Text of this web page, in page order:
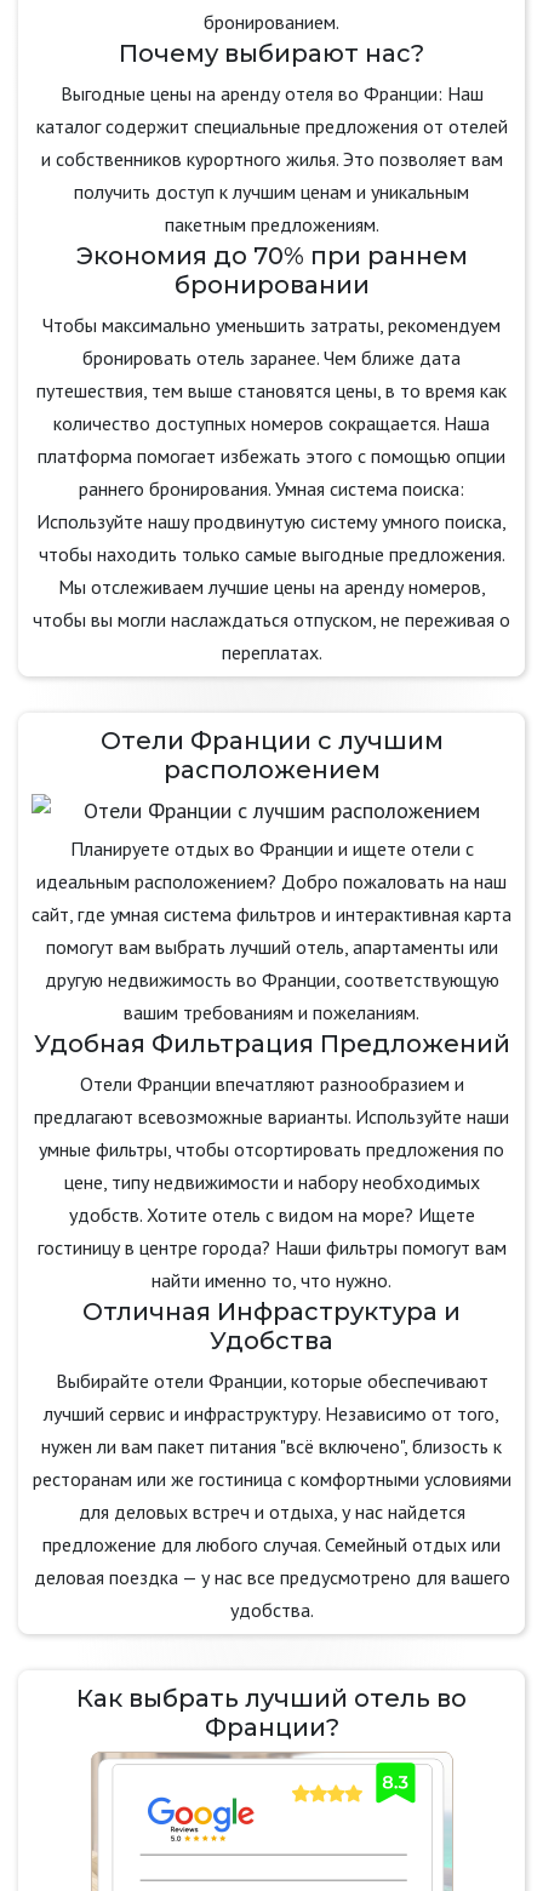
бронированием.
Почему выбирают нас?
Выгодные цены на аренду отеля во Франции: Наш
каталог содержит специальные предложения от отелей
и собственников курортного жилья. Это позволяет вам
получить доступ к лучшим ценам и уникальным
пакетным предложениям.
Экономия до 70% при раннем
бронировании
Чтобы максимально уменьшить затраты, рекомендуем
бронировать отель заранее. Чем ближе дата
путешествия, тем выше становятся цены, в то время как
количество доступных номеров сокращается. Наша
платформа помогает избежать этого с помощью опции
раннего бронирования. Умная система поиска:
Используйте нашу продвинутую систему умного поиска,
чтобы находить только самые выгодные предложения.
Мы отслеживаем лучшие цены на аренду номеров,
чтобы вы могли наслаждаться отпуском, не переживая о
переплатах.
Отели Франции с лучшим
расположением
Планируете отдых во Франции и ищете отели с
идеальным расположением? Добро пожаловать на наш
сайт, где умная система фильтров и интерактивная карта
помогут вам выбрать лучший отель, апартаменты или
другую недвижимость во Франции, соответствующую
вашим требованиям и пожеланиям.
Удобная Фильтрация Предложений
Отели Франции впечатляют разнообразием и
предлагают всевозможные варианты. Используйте наши
умные фильтры, чтобы отсортировать предложения по
цене, типу недвижимости и набору необходимых
удобств. Хотите отель с видом на море? Ищете
гостиницу в центре города? Наши фильтры помогут вам
найти именно то, что нужно.
Отличная Инфраструктура и
Удобства
Выбирайте отели Франции, которые обеспечивают
лучший сервис и инфраструктуру. Независимо от того,
нужен ли вам пакет питания "всё включено", близость к
ресторанам или же гостиница с комфортными условиями
для деловых встреч и отдыха, у нас найдется
предложение для любого случая. Семейный отдых или
деловая поездка — у нас все предусмотрено для вашего
удобства.
Как выбрать лучший отель во
Франции?